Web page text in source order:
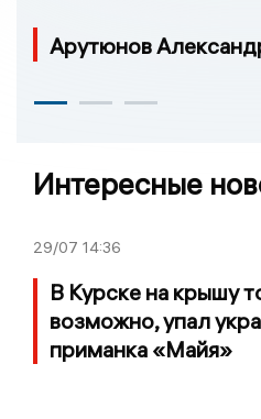
Арутюнов
Интересные
29/07 14:36
В Курске на крышу
возможно, упал
приманка «Майя»